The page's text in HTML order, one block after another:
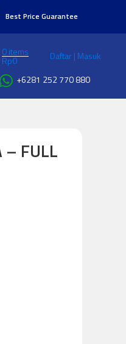
Best Price Guarantee
0 items
Rp0
Daftar | Masuk
+6281 252 770 880
– FULL